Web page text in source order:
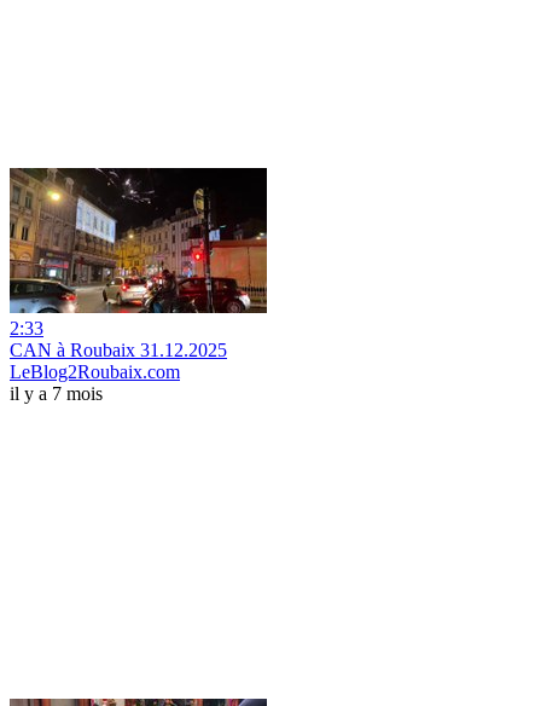
2:33
CAN à Roubaix 31.12.2025
LeBlog2Roubaix.com
il y a 7 mois